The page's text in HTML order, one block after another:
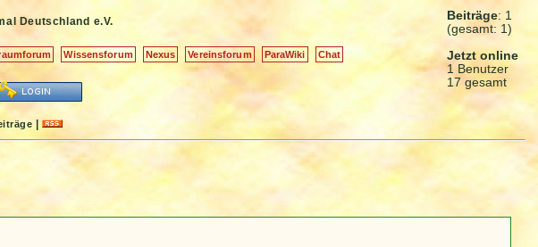
Beiträge: 1
(gesamt: 1)
Jetzt online
1 Benutzer
17 gesamt
Deutschland e.V.
Wissensforum Nexus Vereinsforum ParaWiki Chat
|